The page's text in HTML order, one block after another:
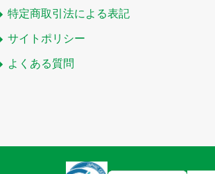
特定商取引法による表記
サイトポリシー
よくある質問